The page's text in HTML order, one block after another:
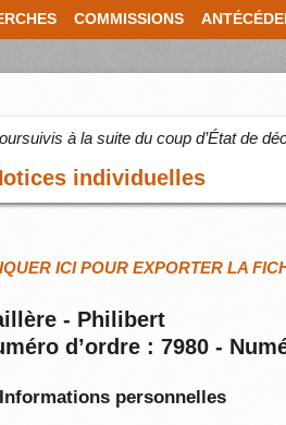
COMMISSIONS
à la suite du coup d’État de
individuelles
ICI POUR EXPORTER LA
- Philibert
d’ordre : 7980 -
Informations personnelles